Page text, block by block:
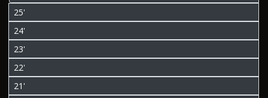
25'
24'
23'
22'
21'